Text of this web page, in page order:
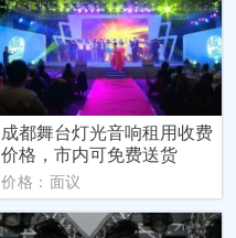
成都舞台灯光音响租用收费
价格，市内可免费送货
价格：面议